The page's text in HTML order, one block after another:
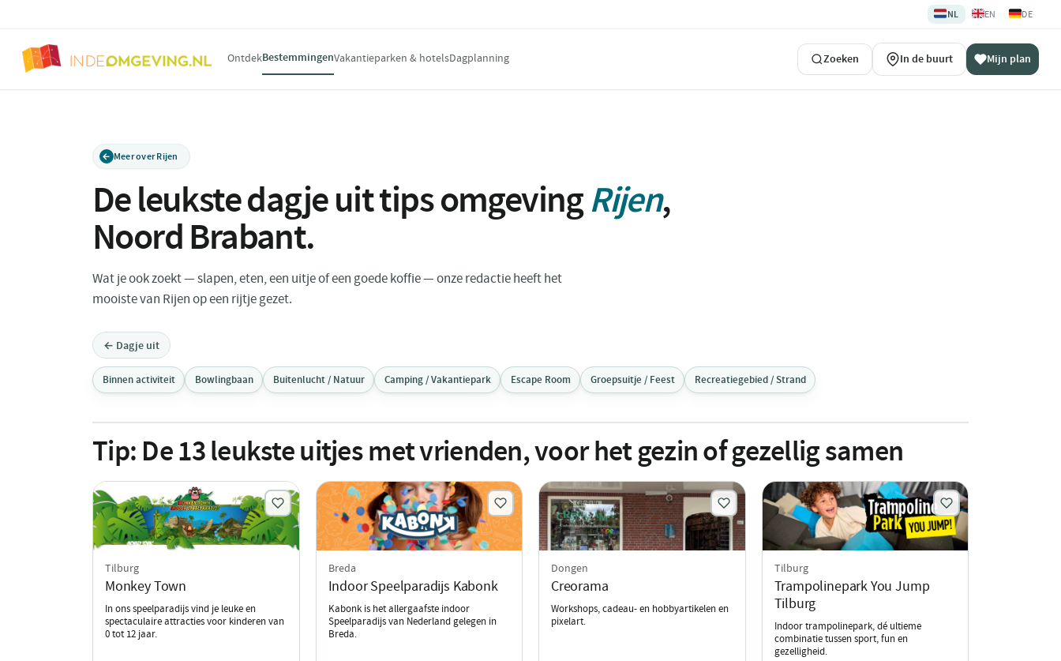
🇳🇱NL 🇬🇧EN 🇩🇪DE
OntdekBestemmingenVakantieparken & hotelsDagplanning Zoeken In de buurt Mijn plan
Meer over Rijen
De leukste dagje uit tips omgevingRijen,
Noord Brabant.
Wat je ook zoekt — slapen, eten, een uitje of een goede koffie — onze redactie heeft het
mooiste van Rijen op een rijtje gezet.
← Dagje uit
Binnen activiteit Bowlingbaan Buitenlucht / Natuur Camping / Vakantiepark Escape Room Groepsuitje / Feest Recreatiegebied / Strand
Tip: De13leukste uitjes met vrienden, voor het gezin of gezellig samen
Tilburg
Monkey Town
In ons speelparadijs vind je leuke en
spectaculaire attracties voor kinderen van
0 tot 12 jaar.
Breda
Indoor Speelparadijs Kabonk
Kabonk is het allergaafste indoor
Speelparadijs van Nederland gelegen in
Breda.
Dongen
Creorama
Workshops, cadeau- en hobbyartikelen en
pixelart.
Tilburg
Trampolinepark You Jump
Tilburg
Indoor trampolinepark, dé ultieme
combinatie tussen sport, fun en
gezelligheid.